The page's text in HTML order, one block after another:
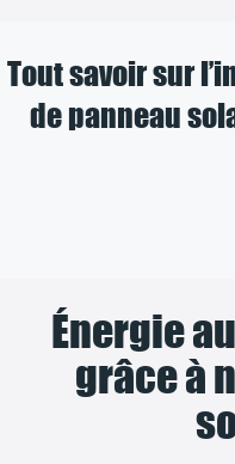
Tout savoir sur
de panneau
Énergie
grâce à